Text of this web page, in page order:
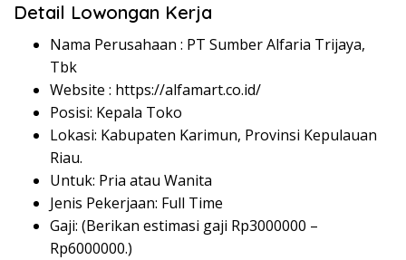
Detail Lowongan Kerja
Nama Perusahaan : PT Sumber Alfaria Trijaya,
Tbk
Website : https://alfamart.co.id/
Posisi: Kepala Toko
Lokasi: Kabupaten Karimun, Provinsi Kepulauan
Riau.
Untuk: Pria atau Wanita
Jenis Pekerjaan: Full Time
Gaji: (Berikan estimasi gaji Rp3000000 –
Rp6000000.)